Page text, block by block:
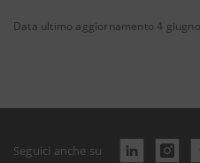
Data ultimo aggiornamento 4
Seguici anche su